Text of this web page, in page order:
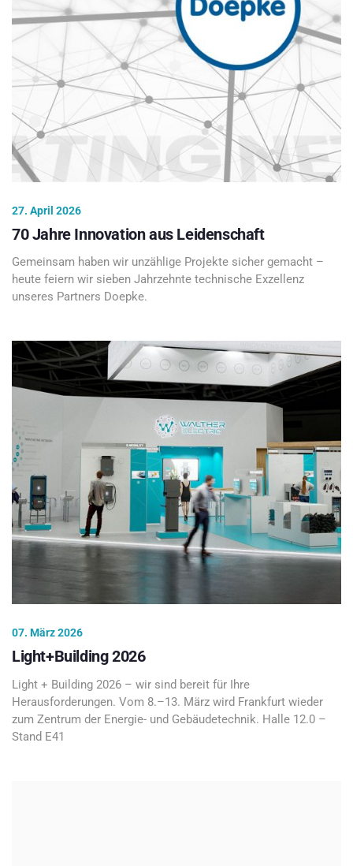
27. April 2026
70 Jahre Innovation aus Leidenschaft
Gemeinsam haben wir unzählige Projekte sicher gemacht –
heute feiern wir sieben Jahrzehnte technische Exzellenz
unseres Partners Doepke.
07. März 2026
Light+Building 2026
Light + Building 2026 – wir sind bereit für Ihre
Herausforderungen. Vom 8.–13. März wird Frankfurt wieder
zum Zentrum der Energie- und Gebäudetechnik. Halle 12.0 –
Stand E41